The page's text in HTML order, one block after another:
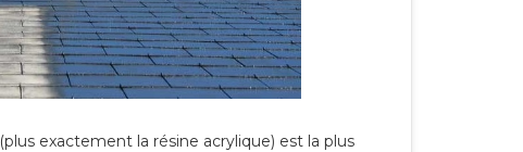
(plus exactement la résine acrylique) est la plus